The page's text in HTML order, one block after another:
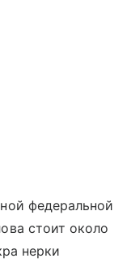
федеральной
стоит около
нерки